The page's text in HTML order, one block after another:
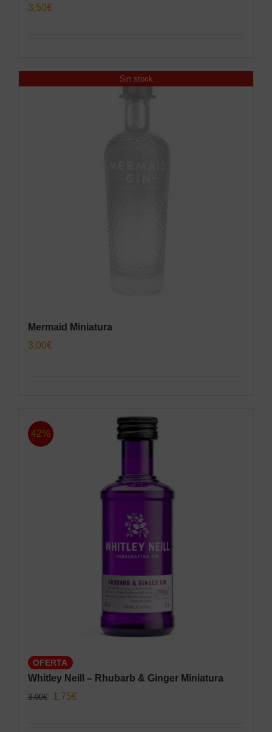
3,50€
Sin stock
Mermaid Miniatura
3,00€
42%
OFERTA
Whitley Neill – Rhubarb & Ginger Miniatura
3,00€
El
1,75€